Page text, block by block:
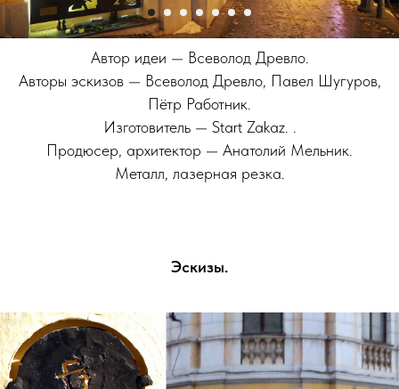
Автор идеи — Всеволод Древло.
Авторы эскизов — Всеволод Древло, Павел Шугуров,
Пётр Работник.
Изготовитель — Start Zakaz. .
Продюсер, архитектор — Анатолий Мельник.
Металл, лазерная резка.
Эскизы.